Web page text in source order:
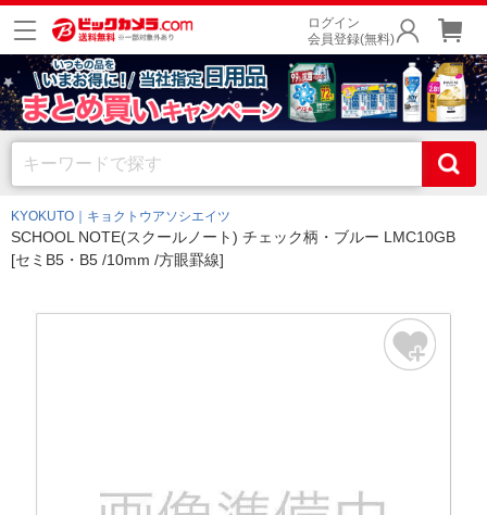
ログイン
会員登録(無料)
KYOKUTO｜キョクトウアソシエイツ
SCHOOL NOTE(スクールノート) チェック柄・ブルー LMC10GB
[セミB5・B5 /10mm /方眼罫線]